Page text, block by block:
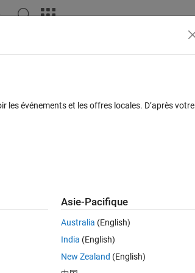
Connectez-vous pour
Connectez-
plus anciens
vector the
Paul Hoffrichter
le 10 Juin 2022
événements et les offres locales. D’après votre
Asie-Pacifique
Australia (English)
India (English)
New Zealand (English)